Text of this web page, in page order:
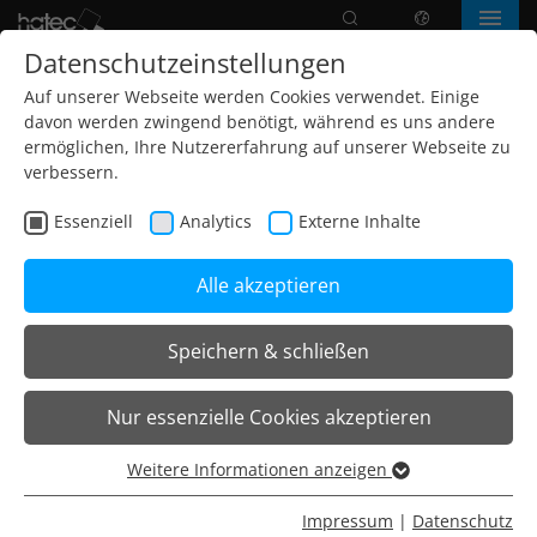
Sprache
Suche
Projekte
Belchenhalle | Münstertal
Planung: Elektro Beratung Südwest Fritz Teichmann
Datenschutzeinstellungen
Auf unserer Webseite werden Cookies verwendet. Einige
davon werden zwingend benötigt, während es uns andere
ermöglichen, Ihre Nutzererfahrung auf unserer Webseite zu
verbessern.
Essenziell Analytics Externe Inhalte
Alle akzeptieren
Speichern & schließen
Nur essenzielle Cookies akzeptieren
Essenziell
Essenzielle Cookies werden für grundlegende Funktionen
Weitere Informationen anzeigen
Impressum | Datenschutz